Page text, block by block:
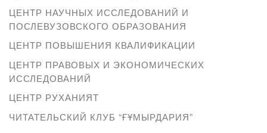
ЦЕНТР НАУЧНЫХ ИССЛЕДОВАНИЙ И
ПОСЛЕВУЗОВСКОГО ОБРАЗОВАНИЯ
ЦЕНТР ПОВЫШЕНИЯ КВАЛИФИКАЦИИ
ЦЕНТР ПРАВОВЫХ И ЭКОНОМИЧЕСКИХ
ИССЛЕДОВАНИЙ
ЦЕНТР РУХАНИЯТ
ЧИТАТЕЛЬСКИЙ КЛУБ “ҒҰМЫРДАРИЯ”